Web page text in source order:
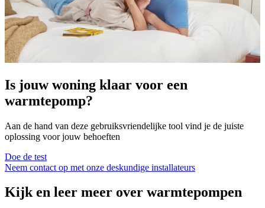
Is jouw woning klaar voor een
warmtepomp?
Aan de hand van deze gebruiksvriendelijke tool vind je de juiste
oplossing voor jouw behoeften
Doe de test
Neem contact op met onze deskundige installateurs
Kijk en leer meer over warmtepompen